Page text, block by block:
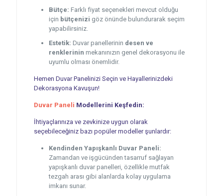
Bütçe: Farklı fiyat seçenekleri mevcut olduğu
için bütçenizi göz önünde bulundurarak seçim
yapabilirsiniz.
Estetik: Duvar panellerinin desen ve
renklerinin mekanınızın genel dekorasyonu ile
uyumlu olması önemlidir.
Hemen Duvar Panelinizi Seçin ve Hayallerinizdeki
Dekorasyona Kavuşun!
Duvar Paneli Modellerini Keşfedin:
İhtiyaçlarınıza ve zevkinize uygun olarak
seçebileceğiniz bazı popüler modeller şunlardır:
Kendinden Yapışkanlı Duvar Paneli:
Zamandan ve işgücünden tasarruf sağlayan
yapışkanlı duvar panelleri, özellikle mutfak
tezgah arası gibi alanlarda kolay uygulama
imkanı sunar.